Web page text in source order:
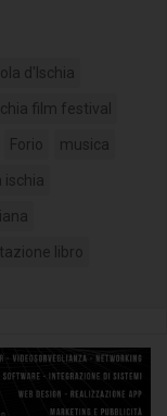
d'Ischia
film festival
Forio musica
ischia
libro